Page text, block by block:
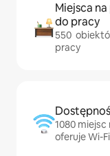
Miejsca
do pracy
550
pracy
1080
oferuje Wi-Fi